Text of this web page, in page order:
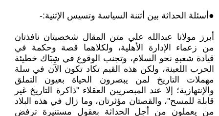
●أسئلة الحداثة بين أثننة السياسة وتسيس الإثنية:-
أبرز مولانا عبدالله علي متن المقال شخصيتان نافذتان
من زعماء الإدارة الأهلية، ولكلاهما قصة وحكمة في
قيادة شعبهِ نحو السلام، وتجنب الوقوع في شِبَاك خطيئة
الحرب اللعينة، ولكن هذه القيم تكاد تكون الآن في سلة
مهملات التاريخ لمن يبصرون الحياة بعيون التملق
والإنتهازية؛ إلا عند المبصريين العقلاء "ذاكرة التاريخ غير
قابلة للمسح"، والقصتان مؤثرتان، وما زال في هذه البلاد
من يعملون من أجل الحداثة بعقول مستنيرة ترفض